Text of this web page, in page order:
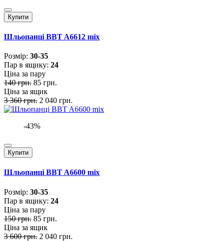
Купити
Шльопанці BBT A6612 mix
Розмiр: 30-35
Пар в ящику: 24
Ціна за пару
140 грн. 85 грн.
Ціна за ящик
3 360 грн. 2 040 грн.
-43%
Купити
Шльопанці BBT A6600 mix
Розмiр: 30-35
Пар в ящику: 24
Ціна за пару
150 грн. 85 грн.
Ціна за ящик
3 600 грн. 2 040 грн.